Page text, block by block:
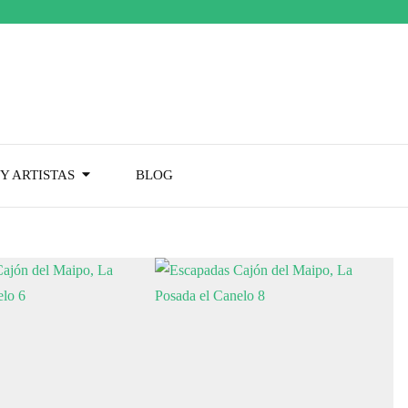
ARTISTAS BLOG